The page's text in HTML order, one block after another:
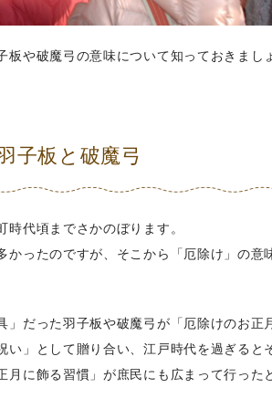
や破魔弓の意味について知っておきまし
子板と破魔弓
代頃までさかのぼります。
ったのですが、そこから「厄除け」の意
だった羽子板や破魔弓が「厄除けのお正
い」として贈り合い、江戸時代を過ぎると
月に飾る習慣」が庶民にも広まって行った